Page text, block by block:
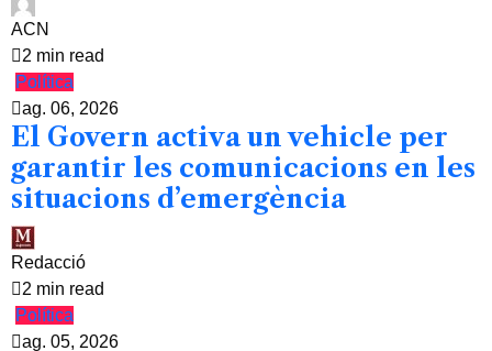
ACN
2 min read
Política
ag. 06, 2026
El Govern activa un vehicle per
garantir les comunicacions en les
situacions d’emergència
Redacció
2 min read
Política
ag. 05, 2026